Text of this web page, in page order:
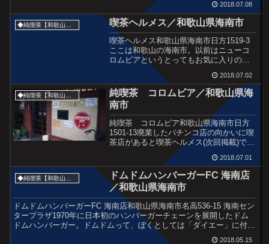
2018.07.08
喫茶ヘルメス／和歌山県海南市
喫茶ヘルメス和歌山県海南市日方1519-3
ここは和歌山の海南市。以前はニューコ
ロムビアというとってもお気に入りの喫
茶店があったのだけどもうなくなっちゃ
った。そんな海南市を歩いていると、以
前みかけた喫茶店が早朝から営業中だっ
たので早速入店。な...
2018.07.02
◆純喫茶【和歌山県】
純喫茶 コロムビア／和歌山県海
南市
純喫茶 コロムビア和歌山県海南市日方
1501-13廃業したパチンコ店の向かいに喫
茶店があると喫茶ヘルメス(次回掲載)でお
話を聞き、早速訪問。ママさんの話では
海南で最も古い喫茶店とのことです。そ
ういえば海南の喫茶はニューコロムビ
ア、サンコロム...
2018.07.01
ドムドムハンバーガーFC 海南店
／和歌山県海南市
ドムドムハンバーガーFC 海南店和歌山県海南市名高536-15 海南セン
タープラザ1970年に日本初のハンバーガーチェーンを展開したドム
ドムハンバーガー。ドムドムって、ぼくとしては「ダイエー」に付
属?するイメージのハンバーガーショップです。...
2018.05.15